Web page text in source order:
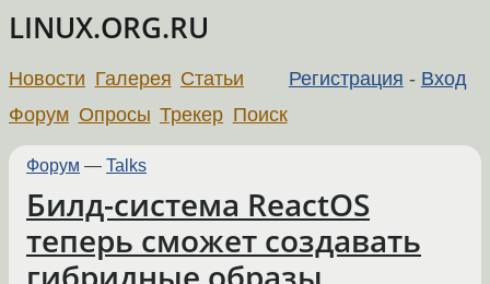
LINUX.ORG.RU
Регистрация - Вход
Новости Галерея Статьи
Форум Опросы Трекер Поиск
Форум — Talks
Билд-система ReactOS
теперь сможет создавать